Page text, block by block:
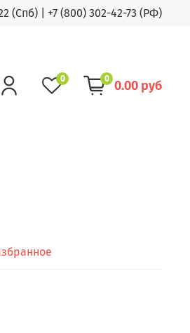
(Спб) +7 (800) 302-42-73 (РФ)
0 0 0.00 руб